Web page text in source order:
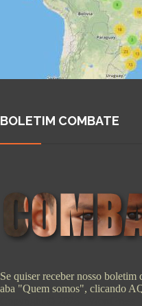
BOLETIM COMBATE
Se quiser receber nosso boletim
aba "Quem somos", clicando